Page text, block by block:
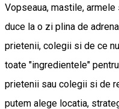
Vopseaua, mastile,
duce la o zi plina de
prietenii, colegii si de ce
toate "ingredientele"
prietenii sau colegii si de
putem alege locatia,